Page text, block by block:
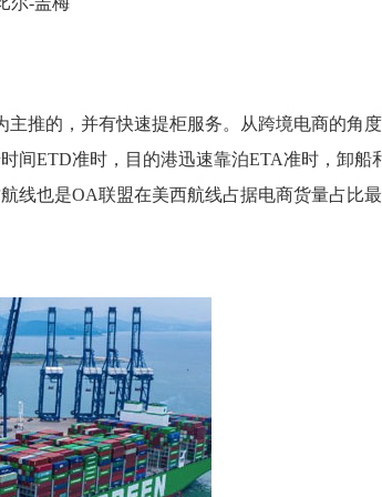
推的，并有快速提柜服务。从跨境电商的角
间ETD准时，目的港迅速靠泊ETA准时，卸船
线也是OA联盟在美西航线占据电商货量占比